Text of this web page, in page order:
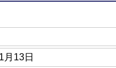
月13日